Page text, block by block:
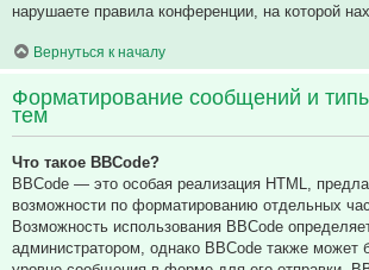
нарушаете правила конференции, на которой
Вернуться к началу
Форматирование сообщений и
тем
Что такое BBCode?
BBCode — это особая реализация HTML,
возможности по форматированию отдельных
Возможность использования BBCode
администратором, однако BBCode также может